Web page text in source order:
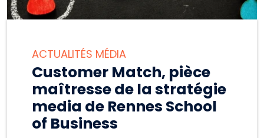
ACTUALITÉS MÉDIA
Customer Match, pièce
maîtresse de la stratégie
media de Rennes School
of Business